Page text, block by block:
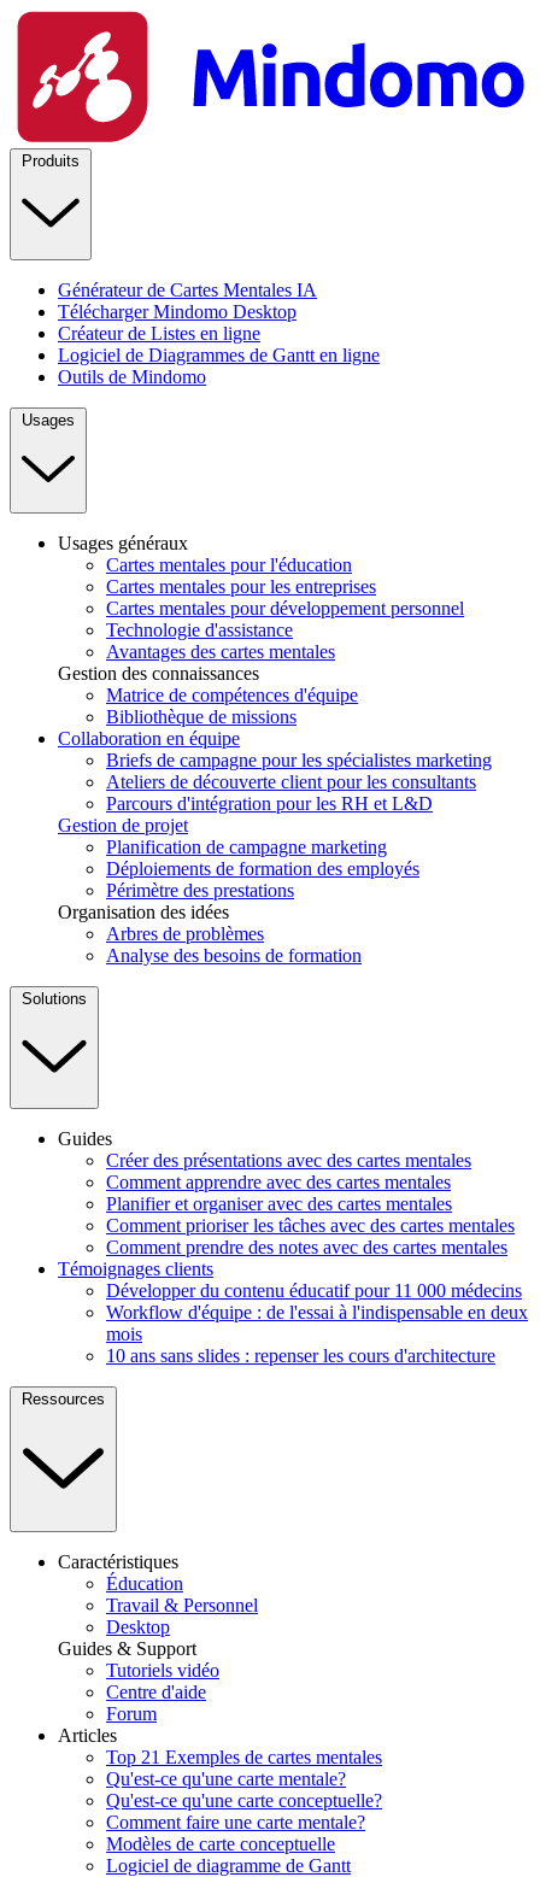
Produits
Générateur de Cartes Mentales IA
Télécharger Mindomo Desktop
Créateur de Listes en ligne
Logiciel de Diagrammes de Gantt en ligne
Outils de Mindomo
Usages
Usages généraux
Cartes mentales pour l'éducation
Cartes mentales pour les entreprises
Cartes mentales pour développement personnel
Technologie d'assistance
Avantages des cartes mentales
Gestion des connaissances
Matrice de compétences d'équipe
Bibliothèque de missions
Collaboration en équipe
Briefs de campagne pour les spécialistes marketing
Ateliers de découverte client pour les consultants
Parcours d'intégration pour les RH et L&D
Gestion de projet
Planification de campagne marketing
Déploiements de formation des employés
Périmètre des prestations
Organisation des idées
Arbres de problèmes
Analyse des besoins de formation
Solutions
Guides
Créer des présentations avec des cartes mentales
Comment apprendre avec des cartes mentales
Planifier et organiser avec des cartes mentales
Comment prioriser les tâches avec des cartes mentales
Comment prendre des notes avec des cartes mentales
Témoignages clients
Développer du contenu éducatif pour 11 000 médecins
Workflow d'équipe : de l'essai à l'indispensable en deux
mois
10 ans sans slides : repenser les cours d'architecture
Ressources
Caractéristiques
Éducation
Travail & Personnel
Desktop
Guides & Support
Tutoriels vidéo
Centre d'aide
Forum
Articles
Top 21 Exemples de cartes mentales
Qu'est-ce qu'une carte mentale?
Qu'est-ce qu'une carte conceptuelle?
Comment faire une carte mentale?
Modèles de carte conceptuelle
Logiciel de diagramme de Gantt